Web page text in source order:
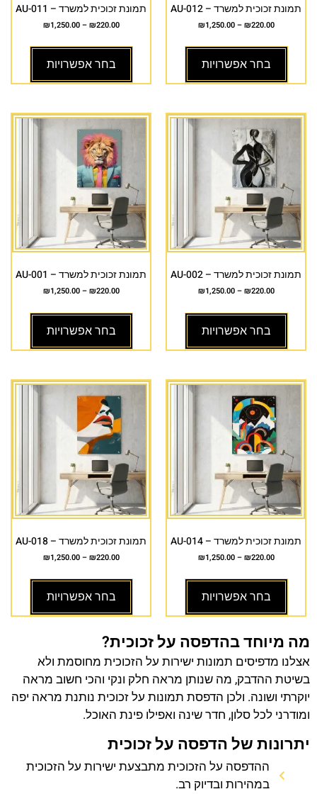
תמונת זכוכית למשרד – AU-012
₪220.00
–
₪1,250.00
בחר אפשרויות
תמונת זכוכית למשרד – AU-011
₪220.00
–
₪1,250.00
בחר אפשרויות
תמונת זכוכית למשרד – AU-002
₪220.00
–
₪1,250.00
בחר אפשרויות
תמונת זכוכית למשרד – AU-001
₪220.00
–
₪1,250.00
בחר אפשרויות
תמונת זכוכית למשרד – AU-014
₪220.00
–
₪1,250.00
בחר אפשרויות
תמונת זכוכית למשרד – AU-018
₪220.00
–
₪1,250.00
בחר אפשרויות
מה מיוחד בהדפסה על זכוכית?
אצלנו מדפיסים תמונות ישירות על הזכוכית מחוסמת ולא
בשיטת ההדבק, מה שנותן מראה חלק ונקי והכי חשוב מראה
יוקרתי ושונה. ולכן הדפסת תמונות על זכוכית נותנת מראה יפה
ומודרני לכל סלון, חדר שינה ואפילו פינת האוכל.
יתרונות של הדפסה על זכוכית
ההדפסה על הזכוכית מתבצעת ישירות על הזכוכית
במהירות ובדיוק רב.